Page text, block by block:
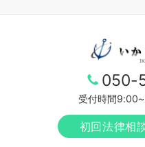
050-
受付時間
初回法律相